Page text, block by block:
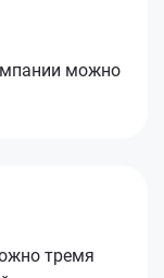
можно
тремя